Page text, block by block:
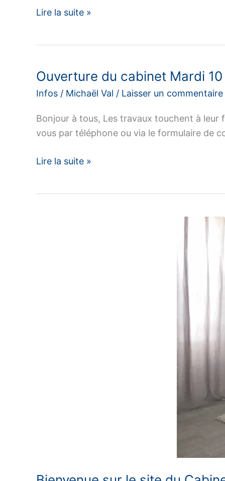
Les
lutter
contre
l’arthrose
du
Lire la suite »
Ouverture du cabinet Mardi
Infos / Michaël Val / Laisser un commentaire
Bonjour à tous, Les travaux touchent à leur
vous par téléphone ou via le formulaire de
Ouverture
Lire la suite »